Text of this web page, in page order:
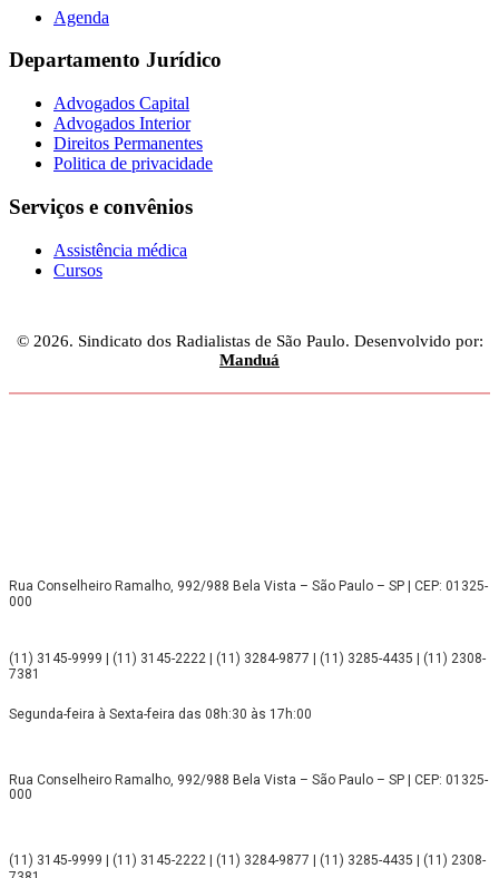
Agenda
Departamento Jurídico
Advogados Capital
Advogados Interior
Direitos Permanentes
Politica de privacidade
Serviços e convênios
Assistência médica
Cursos
© 2026. Sindicato dos Radialistas de São Paulo. Desenvolvido por:
Manduá
Rua Conselheiro Ramalho, 992/988 Bela Vista – São Paulo – SP | CEP: 01325-
000
(11) 3145-9999 | (11) 3145-2222 | (11) 3284-9877 | (11) 3285-4435 | (11) 2308-
7381
Segunda-feira à Sexta-feira das 08h:30 às 17h:00
Rua Conselheiro Ramalho, 992/988 Bela Vista – São Paulo – SP | CEP: 01325-
000
(11) 3145-9999 | (11) 3145-2222 | (11) 3284-9877 | (11) 3285-4435 | (11) 2308-